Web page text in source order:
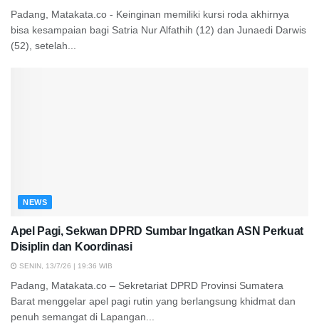
Padang, Matakata.co - Keinginan memiliki kursi roda akhirnya
bisa kesampaian bagi Satria Nur Alfathih (12) dan Junaedi Darwis
(52), setelah...
NEWS
Apel Pagi, Sekwan DPRD Sumbar Ingatkan ASN Perkuat
Disiplin dan Koordinasi
SENIN, 13/7/26 | 19:36 WIB
Padang, Matakata.co – Sekretariat DPRD Provinsi Sumatera
Barat menggelar apel pagi rutin yang berlangsung khidmat dan
penuh semangat di Lapangan...